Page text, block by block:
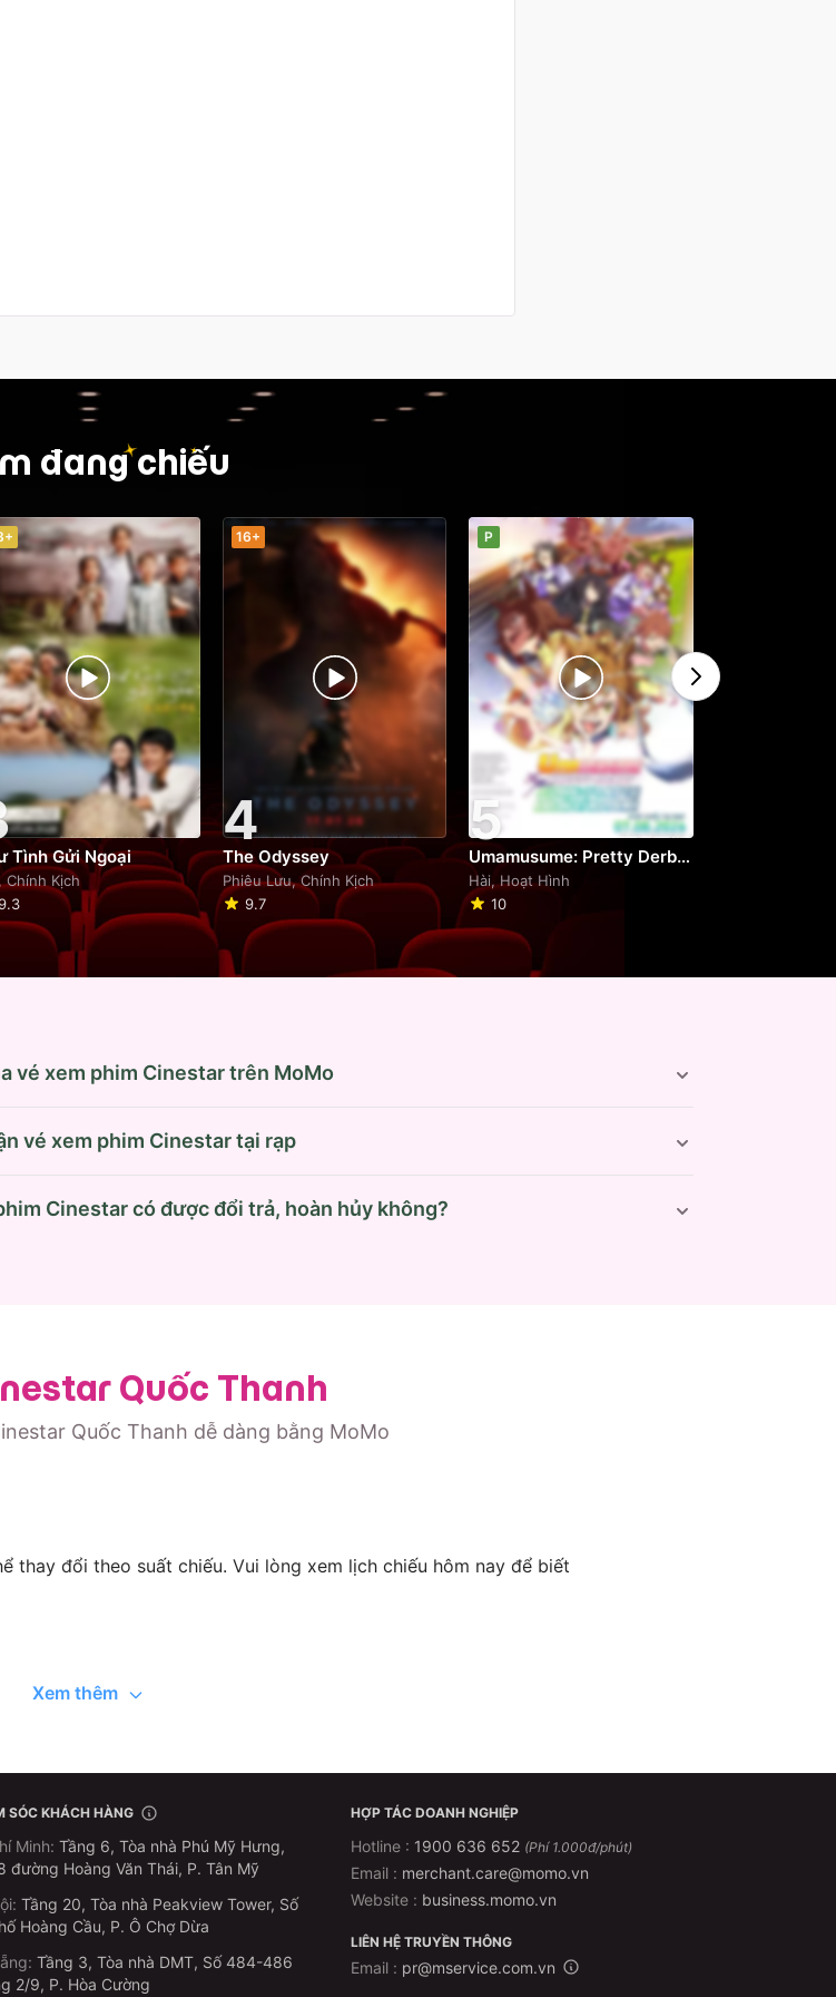
đang chiếu
Tình Gửi Ngoại
Chính Kịch
16+
4
The Odyssey
Phiêu Lưu, Chính Kịch
9.7
P
5
Umamusume: Pretty Derby - Khởi Đầu Kỷ Nguyên Mới
Hài, Hoạt Hình
10
vé xem phim Cinestar trên MoMo
vé xem phim Cinestar tại rạp
Cinestar có được đổi trả, hoàn hủy không?
Quốc Thanh
Quốc Thanh dễ dàng bằng MoMo
thay đổi theo suất chiếu. Vui lòng xem lịch chiếu hôm nay để biết
GHẾ THƯỜNG (Giá 01/ Ghế)
70k
45k
75k
45k
Xem thêm
SÓC KHÁCH HÀNG
Minh: Tầng 6, Tòa nhà Phú Mỹ Hưng,
đường Hoàng Văn Thái, P. Tân Mỹ
: Tầng 20, Tòa nhà Peakview Tower, Số
Hoàng Cầu, P. Ô Chợ Dừa
: Tầng 3, Tòa nhà DMT, Số 484-486
2/9, P. Hòa Cường
HỢP TÁC DOANH NGHIỆP
Hotline : 1900 636 652 (Phí 1.000đ/phút)
Email : merchant.care@momo.vn
Website : business.momo.vn
LIÊN HỆ TRUYỀN THÔNG
Email : pr@mservice.com.vn